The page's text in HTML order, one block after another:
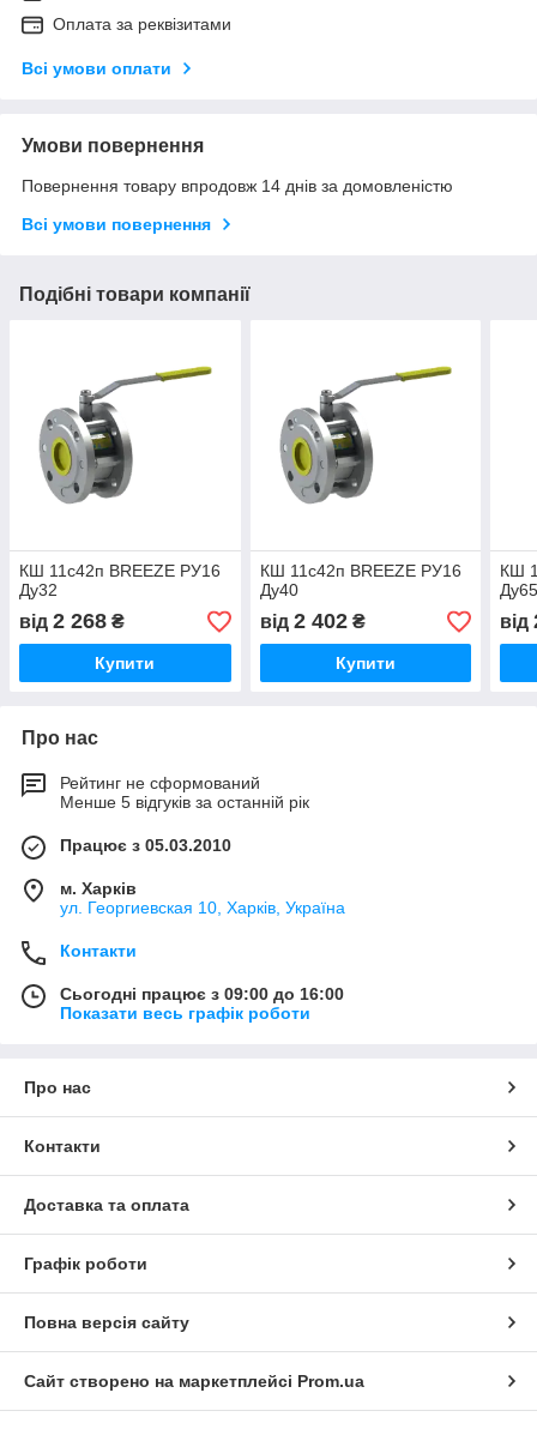
Оплата за реквізитами
Всі умови оплати
Умови повернення
Повернення товару впродовж 14 днів за домовленістю
Всі умови повернення
Подібні товари компанії
КШ 11с42п BREEZE РУ16
Ду32
від 2 268 ₴
Купити
КШ 11с42п BREEZE РУ16
Ду40
від 2 402₴
Купити
КШ
від
Про нас
Рейтинг не сформований
Менше 5 відгуків за останній рік
Працює з 05.03.2010
м. Харків
ул. Георгиевская 10, Харків, Україна
Контакти
Сьогодні працює з 09:00 до 16:00
Показати весь графік роботи
Про нас
Контакти
Доставка та оплата
Графік роботи
Повна версія сайту
Сайт створено на маркетплейсі Prom.ua